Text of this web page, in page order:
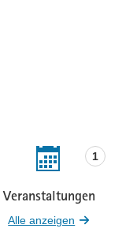
Veranstaltungen
1
Beteiligungen
Alle anzeigen